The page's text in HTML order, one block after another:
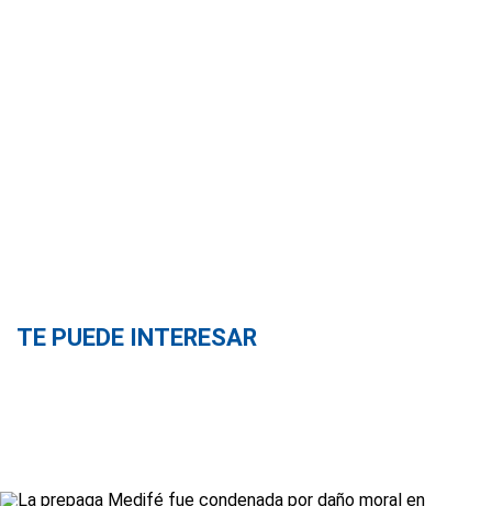
TE PUEDE INTERESAR